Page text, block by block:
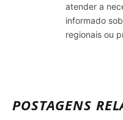
atender a
informado
regionais ou
POSTAGENS